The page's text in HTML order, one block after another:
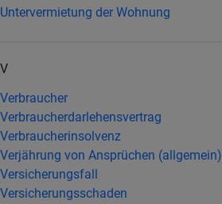
Untervermietung der Wohnung
V
Verbraucher
Verbraucherdarlehensvertrag
Verbraucherinsolvenz
Verjährung von Ansprüchen (allgemein)
Versicherungsfall
Versicherungsschaden